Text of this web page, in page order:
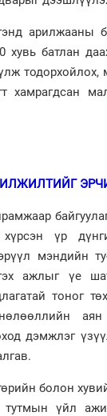
арилжааны
хувь батлан
хамрагдсан
үр
мэндийн
ажлыг үе
тоног
дэмжлэг
болон
үйл